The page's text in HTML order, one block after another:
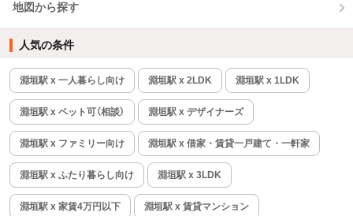
地図から探す
人気の条件
淵垣駅 x 一人暮らし向け 淵垣駅 x 2LDK 淵垣駅 x 1LDK
淵垣駅 x ペット可（相談） 淵垣駅 x デザイナーズ
淵垣駅 x ファミリー向け 淵垣駅 x 借家・賃貸一戸建て・一軒家
淵垣駅 x ふたり暮らし向け 淵垣駅 x 3LDK
淵垣駅 x 家賃4万円以下 淵垣駅 x 賃貸マンション